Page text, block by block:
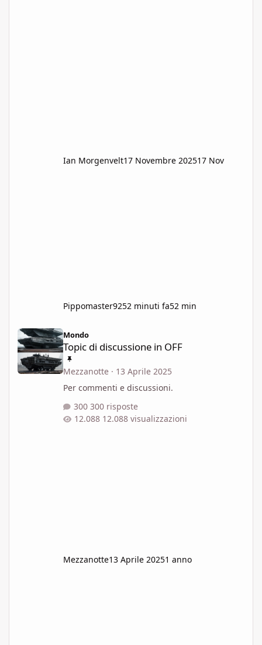
Ian Morgenvelt17 Novembre 202517 Nov
Pippomaster9252 minuti fa52 min
Topic di discussione in OFF
Mondo
Topic di discussione in OFF
Mezzanotte· 13 Aprile 2025
Per commenti e discussioni.
300 risposte
12.088 visualizzazioni
Mezzanotte13 Aprile 20251 anno